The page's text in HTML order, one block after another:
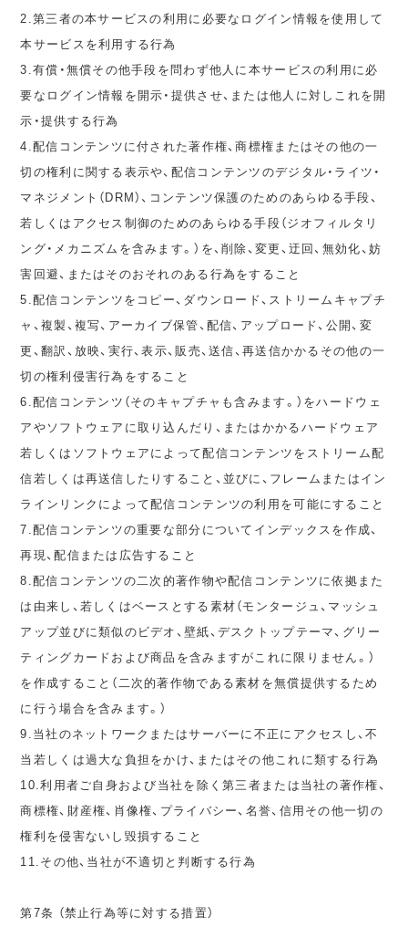
2.第三者の本サービスの利用に必要なログイン情報を使用して
本サービスを利用する行為
3.有償・無償その他手段を問わず他人に本サービスの利用に必
要なログイン情報を開示・提供させ、または他人に対しこれを開
示・提供する行為
4.配信コンテンツに付された著作権、商標権またはその他の一
切の権利に関する表示や、配信コンテンツのデジタル・ライツ・
マネジメント（DRM）、コンテンツ保護のためのあらゆる手段、
若しくはアクセス制御のためのあらゆる手段（ジオフィルタリ
ング・メカニズムを含みます。）を、削除、変更、迂回、無効化、妨
害回避、またはそのおそれのある行為をすること
5.配信コンテンツをコピー、ダウンロード、ストリームキャプチ
ャ、複製、複写、アーカイブ保管、配信、アップロード、公開、変
更、翻訳、放映、実行、表示、販売、送信、再送信かかるその他の一
切の権利侵害行為をすること
6.配信コンテンツ（そのキャプチャも含みます。）をハードウェ
アやソフトウェアに取り込んだり、またはかかるハードウェア
若しくはソフトウェアによって配信コンテンツをストリーム配
信若しくは再送信したりすること、並びに、フレームまたはイン
ラインリンクによって配信コンテンツの利用を可能にすること
7.配信コンテンツの重要な部分についてインデックスを作成、
再現、配信または広告すること
8.配信コンテンツの二次的著作物や配信コンテンツに依拠また
は由来し、若しくはベースとする素材（モンタージュ、マッシュ
アップ並びに類似のビデオ、壁紙、デスクトップテーマ、グリー
ティングカードおよび商品を含みますがこれに限りません。）
を作成すること（二次的著作物である素材を無償提供するため
に行う場合を含みます。）
9.当社のネットワークまたはサーバーに不正にアクセスし、不
当若しくは過大な負担をかけ、またはその他これに類する行為
10.利用者ご自身および当社を除く第三者または当社の著作権、
商標権、財産権、肖像権、プライバシー、名誉、信用その他一切の
権利を侵害ないし毀損すること
11.その他、当社が不適切と判断する行為
第7条 （禁止行為等に対する措置）